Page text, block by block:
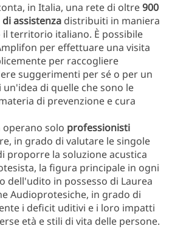
in Italia, una rete di oltre900
assistenza distribuiti in maniera
territorio italiano. È possibile
per effettuare una visita
per raccogliere
suggerimenti per sé o per un
di quelle che sono le
di prevenzione e cura
solo professionisti
in grado di valutare le singole
proporre la soluzione acustica
la figura principale in ogni
dell'udito in possesso di Laurea
Audioprotesiche, in grado di
i deficit uditivi e i loro impatti
età e stili di vita delle persone.